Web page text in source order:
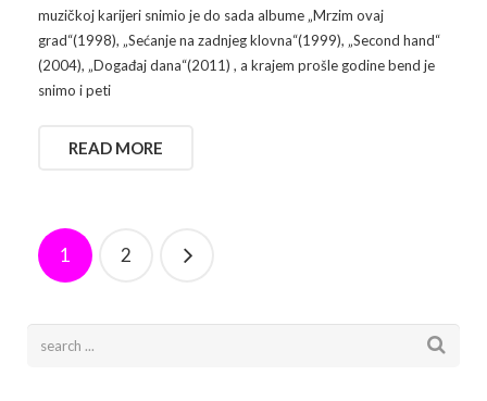
muzičkoj karijeri snimio je do sada albume „Mrzim ovaj
grad“(1998), „Sećanje na zadnjeg klovna“(1999), „Second hand“
(2004), „Događaj dana“(2011) , a krajem prošle godine bend je
snimo i peti
READ MORE
1 2